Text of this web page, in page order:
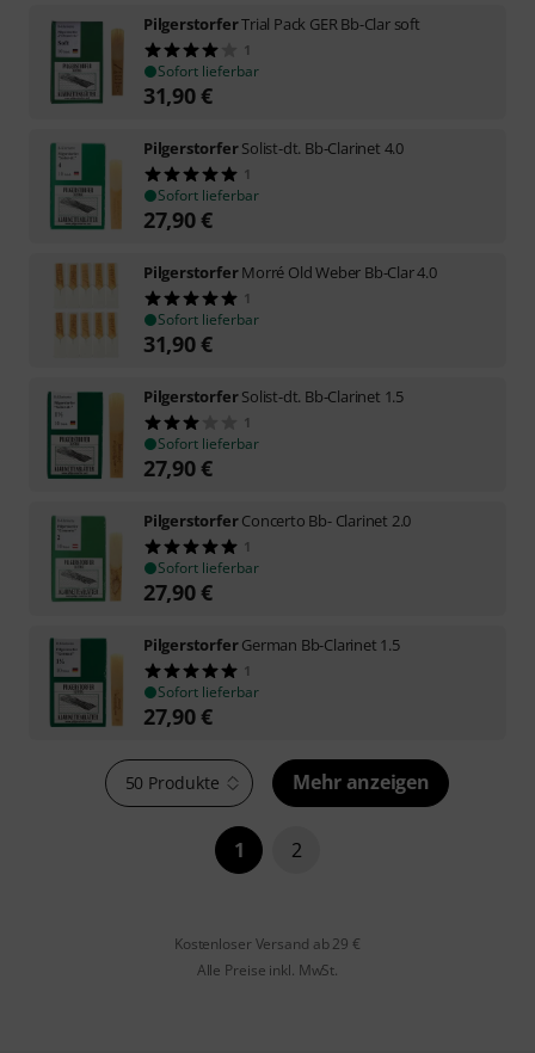
PilgerstorferTrial Pack GER Bb-Clar soft
1
Sofort lieferbar
31,90€
PilgerstorferSolist-dt. Bb-Clarinet 4.0
1
Sofort lieferbar
27,90€
PilgerstorferMorré Old Weber Bb-Clar 4.0
1
Sofort lieferbar
31,90€
PilgerstorferSolist-dt. Bb-Clarinet 1.5
1
Sofort lieferbar
27,90€
PilgerstorferConcerto Bb- Clarinet 2.0
1
Sofort lieferbar
27,90€
PilgerstorferGerman Bb-Clarinet 1.5
1
Sofort lieferbar
27,90€
50 Produkte Mehr anzeigen
1 2
Kostenloser Versand ab 29 €
Alle Preise inkl. MwSt.